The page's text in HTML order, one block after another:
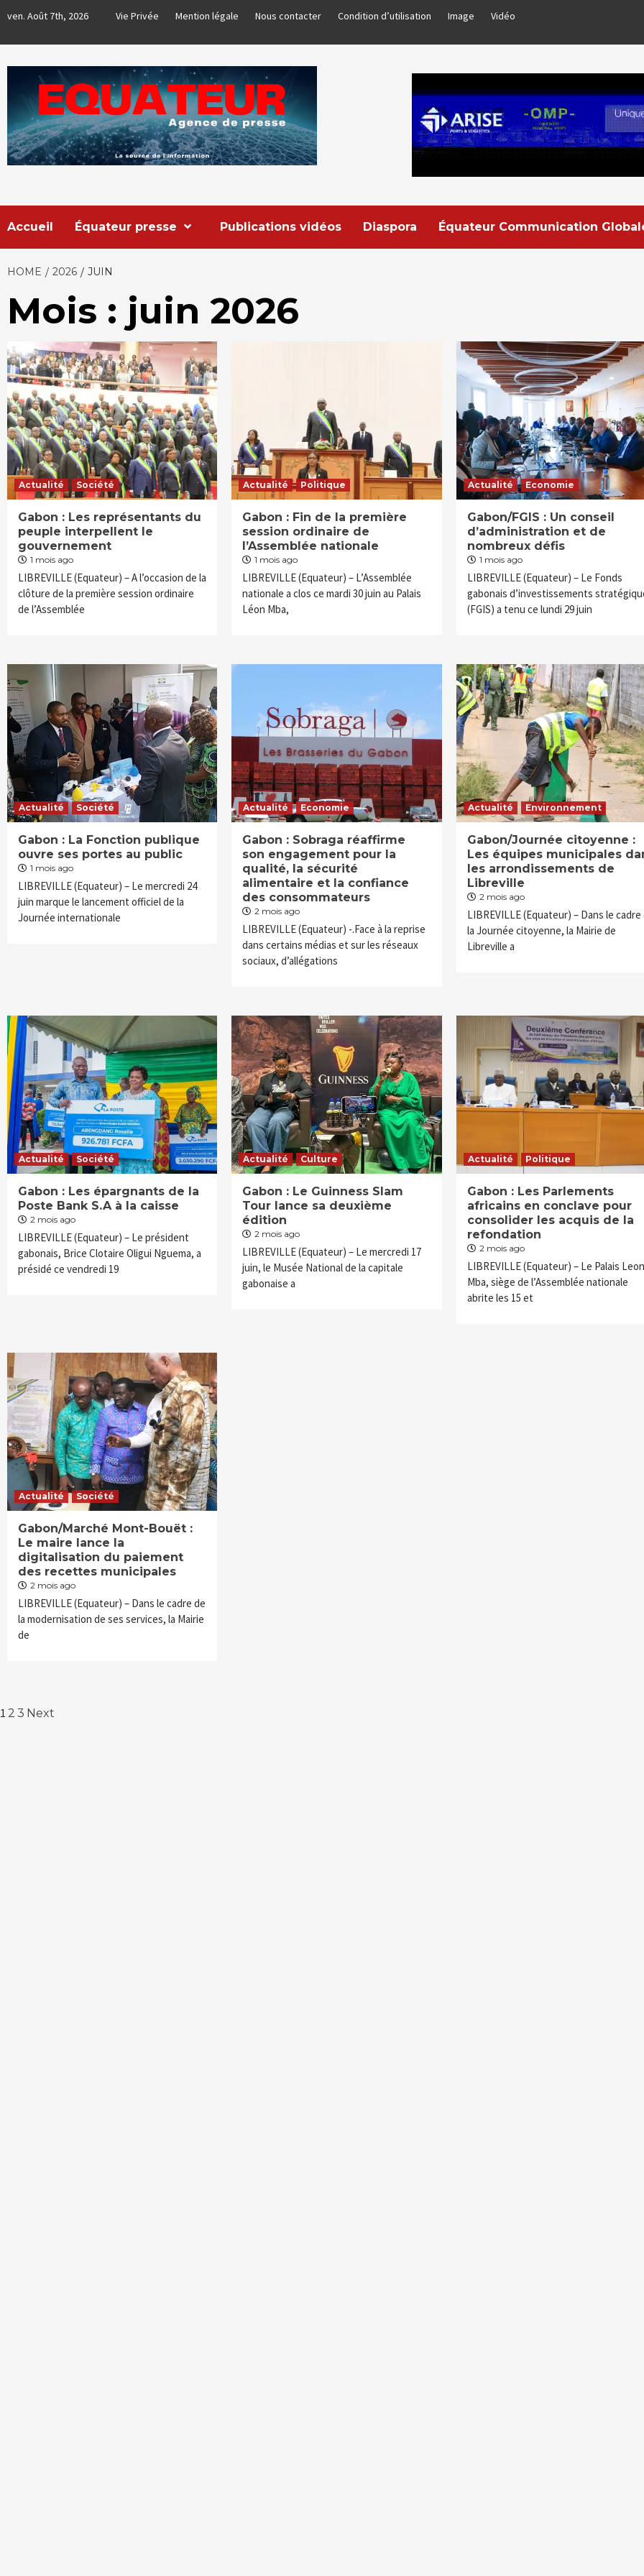
content
ven. Août 7th, 2026 Vie Privée Mention légale Nous contacter Condition d’utilisation Image Vidéo
EQUATEUR
Accueil Équateur presse Publications vidéos Diaspora Équateur Communication
HOME 2026 JUIN
Mois : juin 2026
Actualité Société
Gabon : Les représentants du
peuple interpellent le
gouvernement
1 mois ago
LIBREVILLE (Equateur) – A l’occasion de la
clôture de la première session ordinaire
de l’Assemblée
Actualité Politique
Gabon : Fin de la première
session ordinaire de
l’Assemblée nationale
1 mois ago
LIBREVILLE (Equateur) – L’Assemblée
nationale a clos ce mardi 30 juin au Palais
Léon Mba,
Actualité Economie
Gabon/FGIS : Un conseil
d’administration et de
nombreux défis
1 mois ago
LIBREVILLE (Equateur) – Le Fonds
gabonais d’investissements
(FGIS) a tenu ce lundi 29 juin
Actualité Société
Gabon : La Fonction publique
ouvre ses portes au public
1 mois ago
LIBREVILLE (Equateur) – Le mercredi 24
juin marque le lancement officiel de la
Journée internationale
Actualité Economie
Gabon : Sobraga réaffirme
son engagement pour la
qualité, la sécurité
alimentaire et la confiance
des consommateurs
2 mois ago
LIBREVILLE (Equateur) -.Face à la reprise
dans certains médias et sur les réseaux
sociaux, d’allégations
Actualité Environnement
Gabon/Journée citoyenne :
Les équipes municipales
les arrondissements de
Libreville
2 mois ago
LIBREVILLE (Equateur) – Dans le cadre
la Journée citoyenne, la Mairie de
Libreville a
Actualité Société
Gabon : Les épargnants de la
Poste Bank S.A à la caisse
2 mois ago
LIBREVILLE (Equateur) – Le président
gabonais, Brice Clotaire Oligui Nguema, a
présidé ce vendredi 19
Actualité Culture
Gabon : Le Guinness Slam
Tour lance sa deuxième
édition
2 mois ago
LIBREVILLE (Equateur) – Le mercredi 17
juin, le Musée National de la capitale
gabonaise a
Actualité Politique
Gabon : Les Parlements
africains en conclave pour
consolider les acquis de la
refondation
2 mois ago
LIBREVILLE (Equateur) – Le Palais Leon
Mba, siège de l’Assemblée nationale
abrite les 15 et
Actualité Société
Gabon/Marché Mont-Bouët :
Le maire lance la
digitalisation du paiement
des recettes municipales
2 mois ago
LIBREVILLE (Equateur) – Dans le cadre de
la modernisation de ses services, la Mairie
de
Navigation
1 2 3 Next